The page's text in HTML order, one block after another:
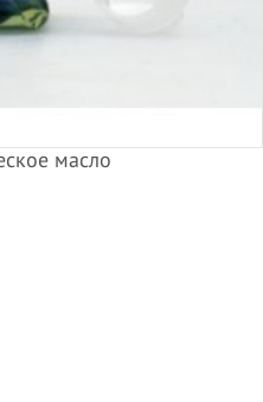
масло